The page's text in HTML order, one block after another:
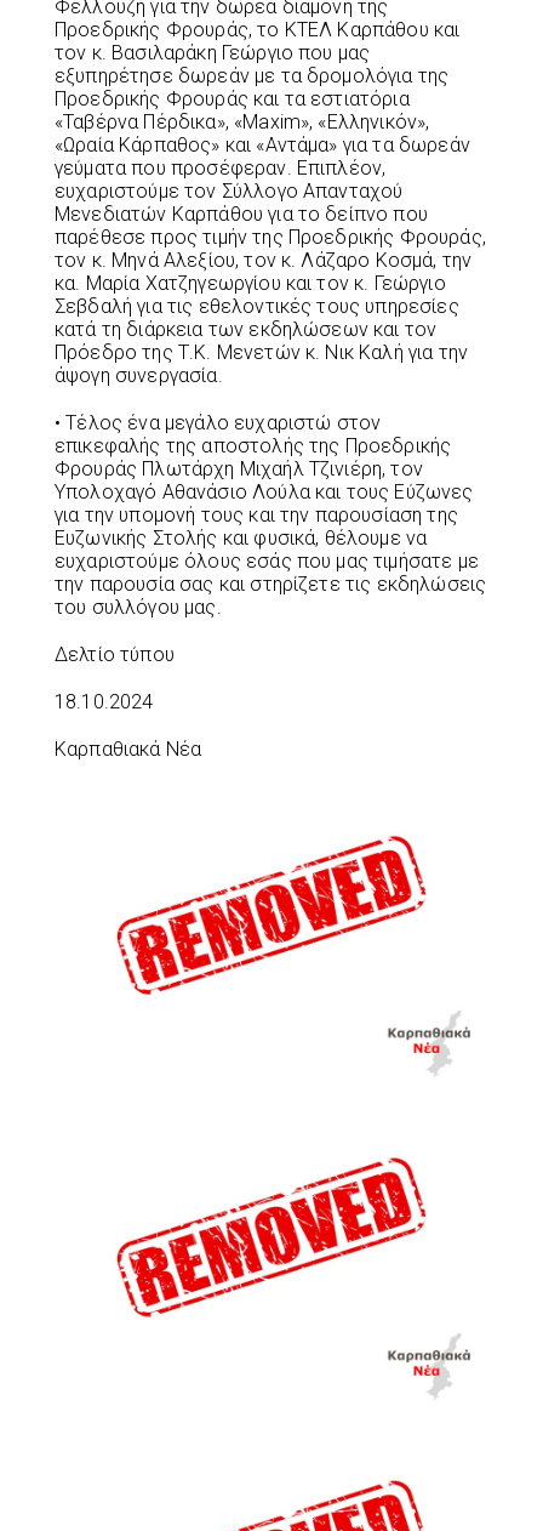
Φελλουζή για την δωρεά διαμονή της
Προεδρικής Φρουράς, το ΚΤΕΛ Καρπάθου και
τον κ. Βασιλαράκη Γεώργιο που μας
εξυπηρέτησε δωρεάν με τα δρομολόγια της
Προεδρικής Φρουράς και τα εστιατόρια
«Ταβέρνα Πέρδικα», «Maxim», «Ελληνικόν»,
«Ωραία Κάρπαθος» και «Αντάμα» για τα δωρεάν
γεύματα που προσέφεραν. Επιπλέον,
ευχαριστούμε τον Σύλλογο Απανταχού
Μενεδιατών Καρπάθου για το δείπνο που
παρέθεσε προς τιμήν της Προεδρικής Φρουράς,
τον κ. Μηνά Αλεξίου, τον κ. Λάζαρο Κοσμά, την
κα. Μαρία Χατζηγεωργίου και τον κ. Γεώργιο
Σεβδαλή για τις εθελοντικές τους υπηρεσίες
κατά τη διάρκεια των εκδηλώσεων και τον
Πρόεδρο της Τ.Κ. Μενετών κ. Νικ Καλή για την
άψογη συνεργασία.
• Τέλος ένα μεγάλο ευχαριστώ στον
επικεφαλής της αποστολής της Προεδρικής
Φρουράς Πλωτάρχη Μιχαήλ Τζινιέρη, τον
Υπολοχαγό Αθανάσιο Λούλα και τους Εύζωνες
για την υπομονή τους και την παρουσίαση της
Ευζωνικής Στολής και φυσικά, θέλουμε να
ευχαριστούμε όλους εσάς που μας τιμήσατε με
την παρουσία σας και στηρίζετε τις εκδηλώσεις
του συλλόγου μας.
Δελτίο τύπου
18.10.2024
Καρπαθιακά Νέα